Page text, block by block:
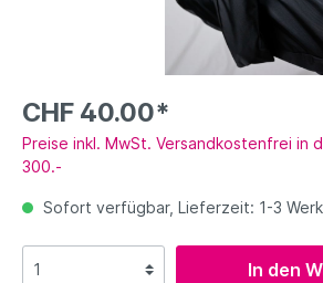
CHF 40.00*
Preise inkl. MwSt. Versandkostenfrei in
300.-
Sofort verfügbar, Lieferzeit: 1-3
In den